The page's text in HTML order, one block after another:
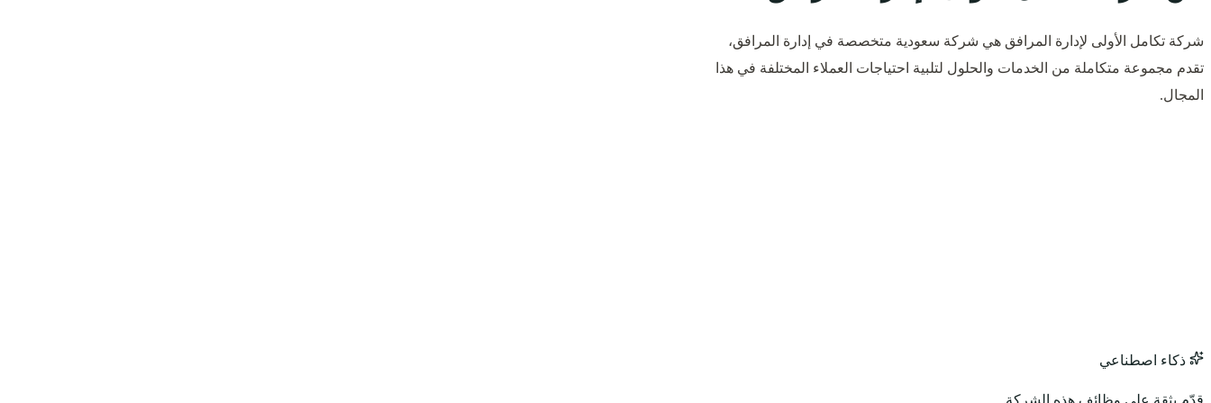
شركة تكامل الأولى لإدارة المرافق هي شركة سعودية متخصصة في إدارة المرافق،
تقدم مجموعة متكاملة من الخدمات والحلول لتلبية احتياجات العملاء المختلفة في هذا
المجال.
ذكاء اصطناعي